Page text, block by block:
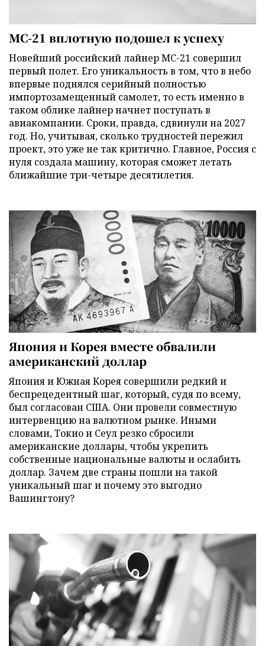
МС-21 вплотную подошел к успеху
Новейший российский лайнер МС-21 совершил
первый полет. Его уникальность в том, что в небо
впервые поднялся серийный полностью
импортозамещенный самолет, то есть именно в
таком облике лайнер начнет поступать в
авиакомпании. Сроки, правда, сдвинули на 2027
год. Но, учитывая, сколько трудностей пережил
проект, это уже не так критично. Главное, Россия с
нуля создала машину, которая сможет летать
ближайшие три-четыре десятилетия.
Япония и Корея вместе обвалили
американский доллар
Япония и Южная Корея совершили редкий и
беспрецедентный шаг, который, судя по всему,
был согласован США. Они провели совместную
интервенцию на валютном рынке. Иными
словами, Токио и Сеул резко сбросили
американские доллары, чтобы укрепить
собственные национальные валюты и ослабить
доллар. Зачем две страны пошли на такой
уникальный шаг и почему это выгодно
Вашингтону?